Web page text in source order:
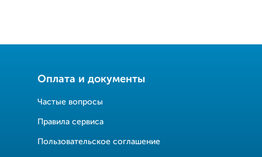
Оплата и документы
Частые вопросы
Правила сервиса
Пользовательское соглашение